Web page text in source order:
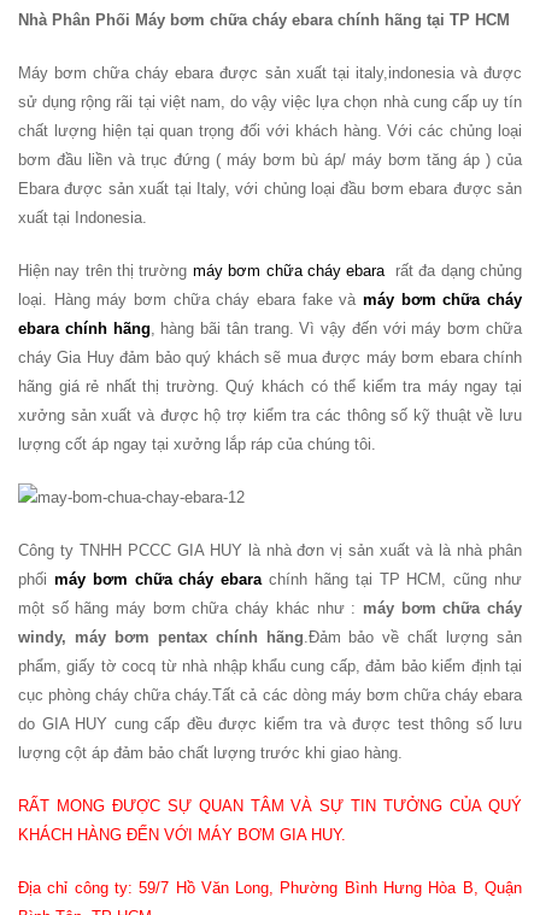
Nhà Phân Phối Máy bơm chữa cháy ebara chính hãng tại TP HCM
Máy bơm chữa cháy ebara được sản xuất tại italy,indonesia và được
sử dụng rộng rãi tại việt nam, do vậy việc lựa chọn nhà cung cấp uy tín
chất lượng hiện tại quan trọng đối với khách hàng. Với các chủng loại
bơm đầu liền và trục đứng ( máy bơm bù áp/ máy bơm tăng áp ) của
Ebara được sản xuất tại Italy, với chủng loại đầu bơm ebara được sản
xuất tại Indonesia.
Hiện nay trên thị trường máy bơm chữa cháy ebararất đa dạng chủng
loại. Hàng máy bơm chữa cháy ebara fake và máy bơm chữa cháy
ebara chính hãng, hàng bãi tân trang. Vì vậy đến với máy bơm chữa
cháy Gia Huy đảm bảo quý khách sẽ mua được máy bơm ebara chính
hãng giá rẻ nhất thị trường. Quý khách có thể kiểm tra máy ngay tại
xưởng sản xuất và được hộ trợ kiểm tra các thông số kỹ thuật về lưu
lượng cốt áp ngay tại xưởng lắp ráp của chúng tôi.
Công ty TNHH PCCC GIA HUY là nhà đơn vị sản xuất và là nhà phân
phối máy bơm chữa cháy ebarachính hãng tại TP HCM, cũng như
một số hãng máy bơm chữa cháy khác như : máy bơm chữa cháy
windy, máy bơm pentax chính hãng.Đảm bảo về chất lượng sản
phẩm, giấy tờ cocq từ nhà nhập khẩu cung cấp, đảm bảo kiểm định tại
cục phòng cháy chữa cháy.Tất cả các dòng máy bơm chữa cháy ebara
do GIA HUY cung cấp đều được kiểm tra và được test thông số lưu
lượng cột áp đảm bảo chất lượng trước khi giao hàng.
RẤT MONG ĐƯỢC SỰ QUAN TÂM VÀ SỰ TIN TƯỞNG CỦA QUÝ
KHÁCH HÀNG ĐẾN VỚI MÁY BƠM GIA HUY.
Địa chỉ công ty: 59/7 Hồ Văn Long, Phường Bình Hưng Hòa B, Quận